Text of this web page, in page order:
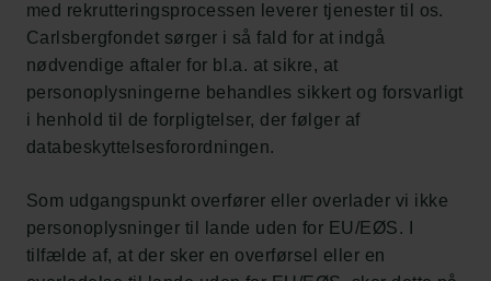
med rekrutteringsprocessen leverer tjenester til os.
Carlsbergfondet sørger i så fald for at indgå
nødvendige aftaler for bl.a. at sikre, at
personoplysningerne behandles sikkert og forsvarligt
i henhold til de forpligtelser, der følger af
databeskyttelsesforordningen.
Som udgangspunkt overfører eller overlader vi ikke
personoplysninger til lande uden for EU/EØS. I
tilfælde af, at der sker en overførsel eller en